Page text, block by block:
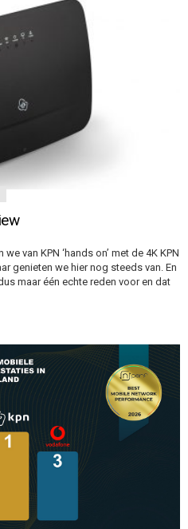
van KPN ‘hands on’ met de 4K KPN
genieten we hier nog steeds van. En
maar één echte reden voor en dat